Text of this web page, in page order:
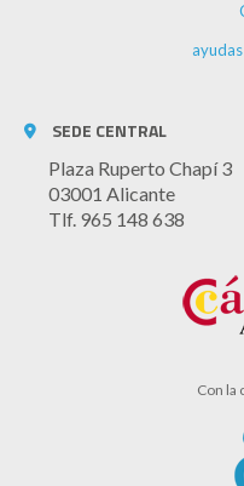
SEDE CENTRAL
Plaza Ruperto Chapí 3
03001 Alicante
Tlf. 965 148 638
Con la